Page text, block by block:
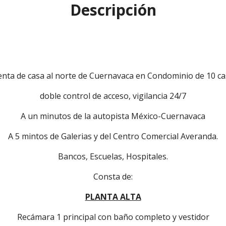
Descripción
de casa al norte de Cuernavaca en Condominio de 10
doble control de acceso, vigilancia 24/7
A un minutos de la autopista México-Cuernavaca
A 5 mintos de Galerias y del Centro Comercial Averanda.
Bancos, Escuelas, Hospitales.
Consta de:
PLANTA ALTA
Recámara 1 principal con baño completo y vestidor